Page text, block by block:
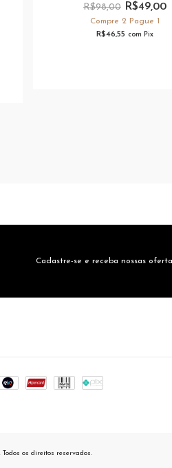
R$98,00R$49,00
Compre 2 Pague 1
R$46,55 com Pix
Cadastre-se e receba nossas
os direitos reservados.